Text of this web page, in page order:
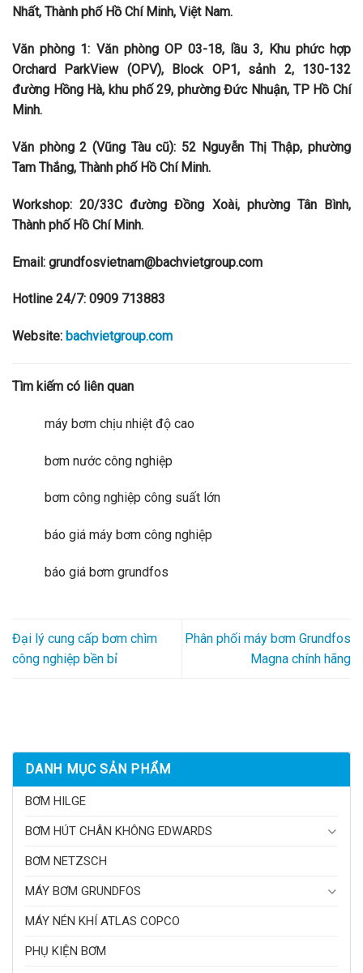
DANH MỤC SẢN PHẨM
BƠM HILGE
BƠM HÚT CHÂN KHÔNG EDWARDS
BƠM NETZSCH
MÁY BƠM GRUNDFOS
MÁY NÉN KHÍ ATLAS COPCO
PHỤ KIỆN BƠM
Nhất, Thành phố Hồ Chí Minh, Việt Nam.
Văn phòng 1: Văn phòng OP 03-18, lầu 3, Khu phức hợp
Orchard ParkView (OPV), Block OP1, sảnh 2, 130-132
đường Hồng Hà, khu phố 29, phường Đức Nhuận, TP Hồ Chí
Minh.
Văn phòng 2 (Vũng Tàu cũ): 52 Nguyễn Thị Thập, phường
Tam Thắng, Thành phố Hồ Chí Minh.
Workshop: 20/33C đường Đồng Xoài, phường Tân Bình,
Thành phố Hồ Chí Minh.
Email: grundfosvietnam@bachvietgroup.com
Hotline 24/7: 0909 713883
Website: bachvietgroup.com
Tìm kiếm có liên quan
máy bơm chịu nhiệt độ cao
bơm nước công nghiệp
bơm công nghiệp công suất lớn
báo giá máy bơm công nghiệp
báo giá bơm grundfos
Đại lý cung cấp bơm chìm
công nghiệp bền bỉ
Phân phối máy bơm Grundfos
Magna chính hãng